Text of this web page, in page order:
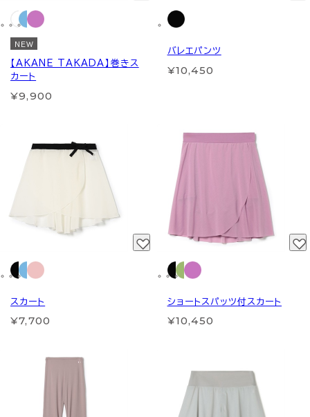
NEW
【AKANE TAKADA】巻きス
カート
¥9,900
バレエパンツ
¥10,450
スカート
¥7,700
ショートスパッツ付スカート
¥10,450